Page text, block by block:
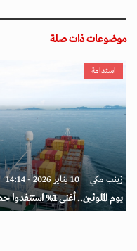
موضوعات ذات صلة
استدامة
زينب مكي 10 يناير 2026 - 14:14
يوم الملوثين.. أغنى 1% استنفدوا حصتهم من انبعاثات 2026 في عشرة أيام فقط